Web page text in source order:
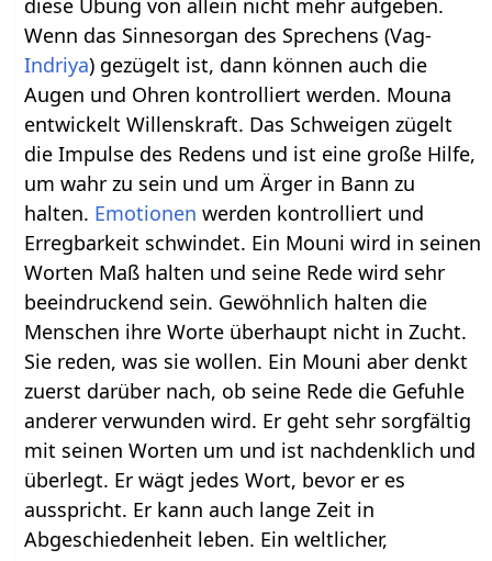
diese Übung von allein nicht mehr aufgeben.
Wenn das Sinnesorgan des Sprechens (Vag-
Indriya) gezügelt ist, dann können auch die
Augen und Ohren kontrolliert werden. Mouna
entwickelt Willenskraft. Das Schweigen zügelt
die Impulse des Redens und ist eine große Hilfe,
um wahr zu sein und um Ärger in Bann zu
halten. Emotionen werden kontrolliert und
Erregbarkeit schwindet. Ein Mouni wird in seinen
Worten Maß halten und seine Rede wird sehr
beeindruckend sein. Gewöhnlich halten die
Menschen ihre Worte überhaupt nicht in Zucht.
Sie reden, was sie wollen. Ein Mouni aber denkt
zuerst darüber nach, ob seine Rede die Gefuhle
anderer verwunden wird. Er geht sehr sorgfältig
mit seinen Worten um und ist nachdenklich und
überlegt. Er wägt jedes Wort, bevor er es
ausspricht. Er kann auch lange Zeit in
Abgeschiedenheit leben. Ein weltlicher,